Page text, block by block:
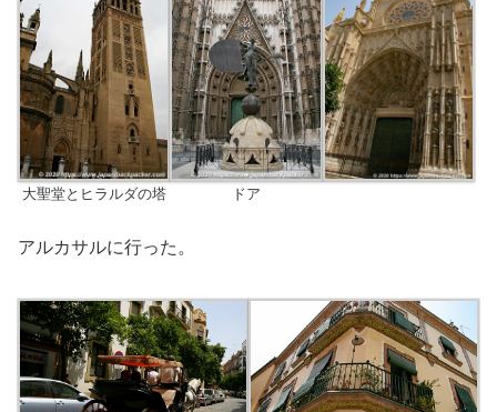
大聖堂とヒラルダの塔 ドア
アルカサルに行った。